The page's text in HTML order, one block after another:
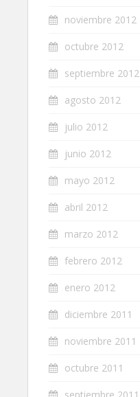
noviembre 2012
octubre 2012
septiembre 2012
agosto 2012
julio 2012
junio 2012
mayo 2012
abril 2012
marzo 2012
febrero 2012
enero 2012
diciembre 2011
noviembre 2011
octubre 2011